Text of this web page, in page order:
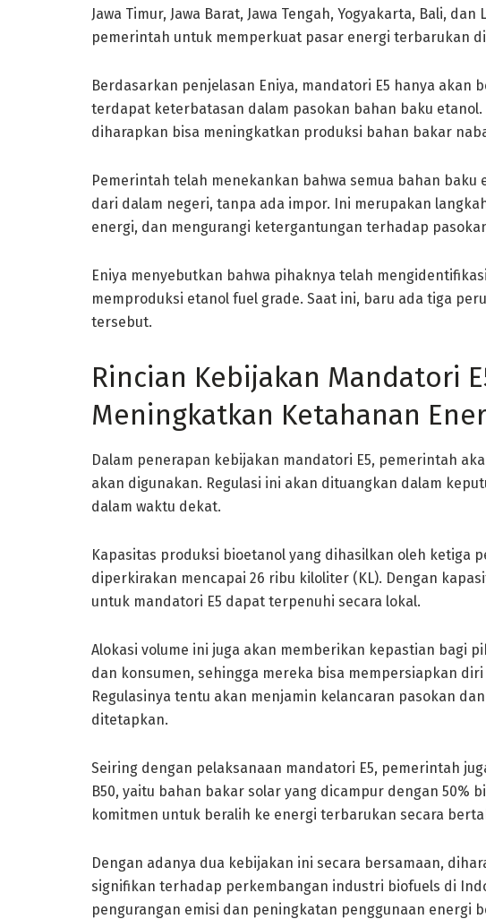
Jawa Timur, Jawa Barat, Jawa Tengah, Yogyakarta, Bali,
pemerintah untuk memperkuat pasar energi terbarukan
Berdasarkan penjelasan Eniya, mandatori E5 hanya
terdapat keterbatasan dalam pasokan bahan baku
diharapkan bisa meningkatkan produksi bahan bakar
Pemerintah telah menekankan bahwa semua bahan
dari dalam negeri, tanpa ada impor. Ini merupakan
energi, dan mengurangi ketergantungan terhadap
Eniya menyebutkan bahwa pihaknya telah
memproduksi etanol fuel grade. Saat ini, baru ada tiga
tersebut.
Rincian Kebijakan Mandatori
Meningkatkan Ketahanan
Dalam penerapan kebijakan mandatori E5, pemerintah
akan digunakan. Regulasi ini akan dituangkan dalam
dalam waktu dekat.
Kapasitas produksi bioetanol yang dihasilkan oleh ketiga
diperkirakan mencapai 26 ribu kiloliter (KL). Dengan
untuk mandatori E5 dapat terpenuhi secara lokal.
Alokasi volume ini juga akan memberikan kepastian bagi
dan konsumen, sehingga mereka bisa mempersiapkan
Regulasinya tentu akan menjamin kelancaran pasokan
ditetapkan.
Seiring dengan pelaksanaan mandatori E5, pemerintah
B50, yaitu bahan bakar solar yang dicampur dengan 50%
komitmen untuk beralih ke energi terbarukan secara
Dengan adanya dua kebijakan ini secara bersamaan,
signifikan terhadap perkembangan industri biofuels di
pengurangan emisi dan peningkatan penggunaan energi